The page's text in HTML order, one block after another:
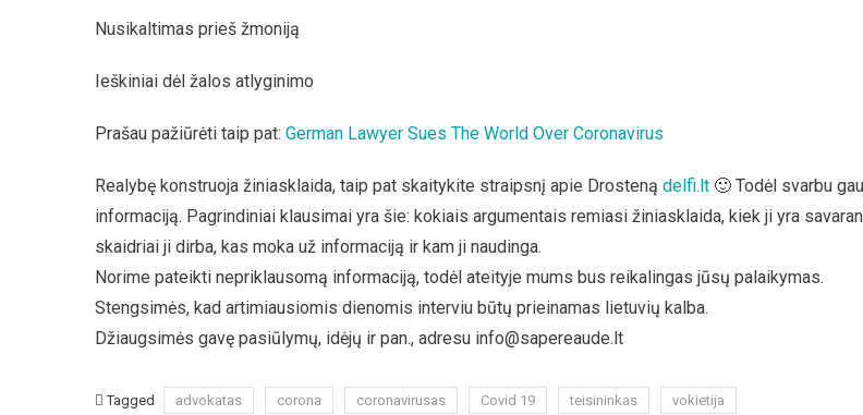
Nusikaltimas prieš žmoniją
Ieškiniai dėl žalos atlyginimo
Prašau pažiūrėti taip pat: German Lawyer Sues The World Over Coronavirus
Realybę konstruoja žiniasklaida, taip pat skaitykite straipsnį apie Drosteną delfi.lt 🙂 Todėl svarbu
informaciją. Pagrindiniai klausimai yra šie: kokiais argumentais remiasi žiniasklaida, kiek ji yra
skaidriai ji dirba, kas moka už informaciją ir kam ji naudinga.
Norime pateikti nepriklausomą informaciją, todėl ateityje mums bus reikalingas jūsų palaikymas.
Stengsimės, kad artimiausiomis dienomis interviu būtų prieinamas lietuvių kalba.
Džiaugsimės gavę pasiūlymų, idėjų ir pan., adresu info@sapereaude.lt
Tagged advokatas corona coronavirusas Covid 19 teisininkas vokietija